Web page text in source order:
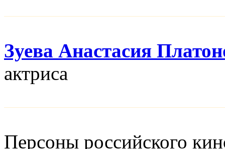
Зуева Анастасия
актриса
Персоны российского